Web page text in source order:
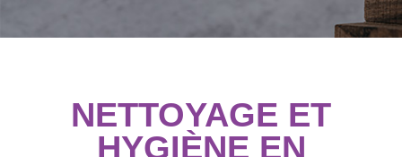
NETTOYAGE ET
HYGIÈNE EN